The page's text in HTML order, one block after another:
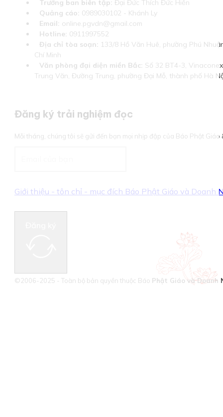
Trưởng ban biên tập: Đại Đức Thích Đức Hiển
Quảng cáo: 0989030102 - Khánh Ly
Email: online.pgvdn@gmail.com
Hotline: 0911997552
Địa chỉ tòa soạn: 133/8 Hồ Văn Huê, phường Phú
Chí Minh
Văn phòng đại diện miền Bắc: Số 32 BT4-3,
Trung Văn, Đường Trung, phường Đại Mỗ, thành phố Hà
Đăng ký trải nghiệm đọc
Mỗi tháng, chúng tôi sẽ gửi đến bạn mọi nhịp đập của Báo Phật Giáo
Giới thiệu - tôn chỉ - mục đích Báo Phật Giáo và Doanh
©2006-2025 - Toàn bộ bản quyền thuộc Báo Phật Giáo và Doanh